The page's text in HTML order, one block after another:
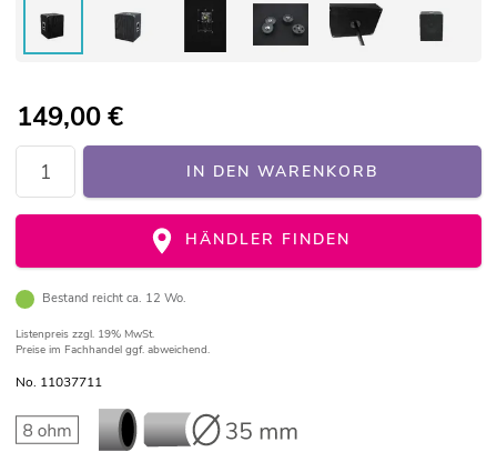
149,00€
IN DEN WARENKORB
HÄNDLER FINDEN
Bestand reicht ca. 12 Wo.
Listenpreis zzgl. 19% MwSt.
Preise im Fachhandel ggf. abweichend.
No. 11037711